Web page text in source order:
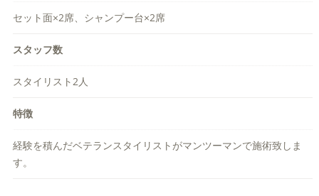
セット面×2席、シャンプー台×2席
スタッフ数
スタイリスト2人
特徴
経験を積んだベテランスタイリストがマンツーマンで施術致しま
す。